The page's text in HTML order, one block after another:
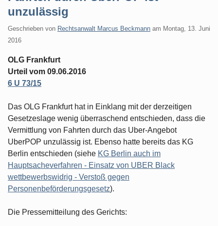
unzulässig
Geschrieben von Rechtsanwalt Marcus Beckmann am Montag, 13. Juni
2016
OLG Frankfurt
Urteil vom 09.06.2016
6 U 73/15
Das OLG Frankfurt hat in Einklang mit der derzeitigen
Gesetzeslage wenig überraschend entschieden, dass die
Vermittlung von Fahrten durch das Uber-Angebot
UberPOP unzulässig ist. Ebenso hatte bereits das KG
Berlin entschieden (siehe KG Berlin auch im
Hauptsacheverfahren - Einsatz von UBER Black
wettbewerbswidrig - Verstoß gegen
Personenbeförderungsgesetz).
Die Pressemitteilung des Gerichts: